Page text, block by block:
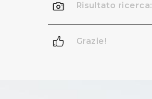
Risultato ricerca:
Grazie!